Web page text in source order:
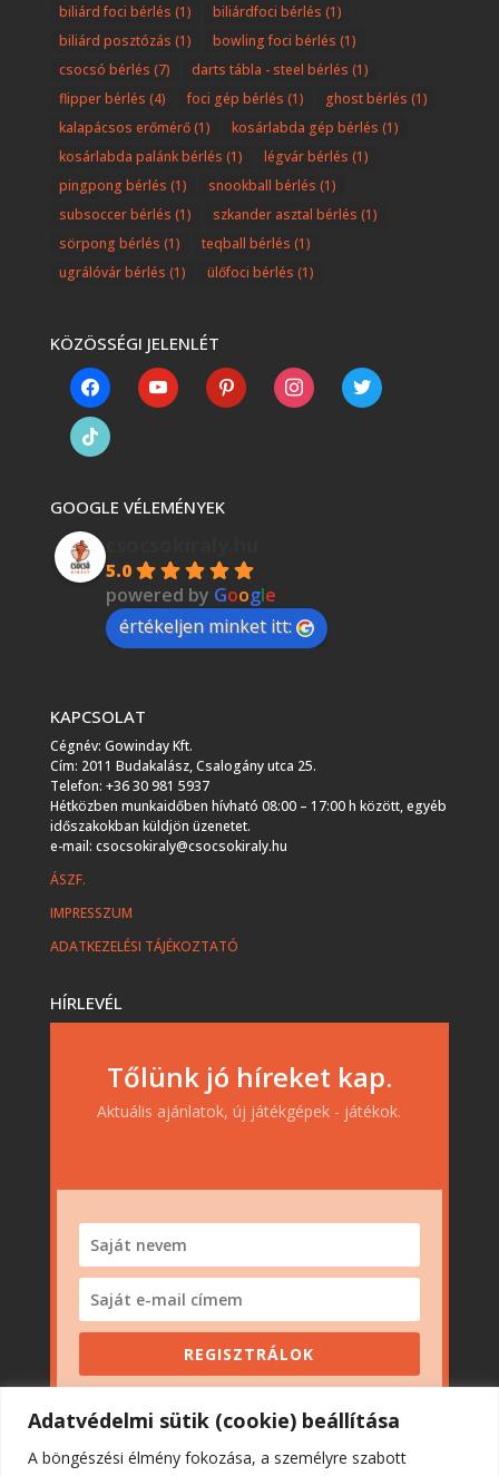
Adatvédelmi sütik (cookie) beállítása
A böngészési élmény fokozása, a személyre szabott
biliárd foci bérlés (1) biliárdfoci bérlés (1)
biliárd posztózás (1) bowling foci bérlés (1)
csocsó bérlés (7) darts tábla - steel bérlés (1)
flipper bérlés (4) foci gép bérlés (1) ghost bérlés (1)
kalapácsos erőmérő(1) kosárlabda gép bérlés (1)
kosárlabda palánk bérlés (1) légvár bérlés (1)
pingpong bérlés (1) snookball bérlés (1)
subsoccer bérlés (1) szkander asztal bérlés (1)
sörpong bérlés (1) teqball bérlés (1)
ugrálóvár bérlés (1) ülőfoci bérlés (1)
KÖZÖSSÉGI JELENLÉT
facebook youtube pinterest instagram twitter
tiktok
GOOGLE VÉLEMÉNYEK
csocsokiraly.hu
5.0
powered by Google
értékeljen minket itt:
KAPCSOLAT
Cégnév: Gowinday Kft.
Cím: 2011 Budakalász, Csalogány utca 25.
Telefon: +36 30 981 5937
Hétközben munkaidőben hívható 08:00 – 17:00 h között, egyéb
időszakokban küldjön üzenetet.
e-mail: csocsokiraly@csocsokiraly.hu
ÁSZF.
IMPRESSZUM
ADATKEZELÉSI TÁJÉKOZTATÓ
HÍRLEVÉL
Tőlünk jó híreket kap.
Aktuális ajánlatok, új játékgépek - játékok.
REGISZTRÁLOK